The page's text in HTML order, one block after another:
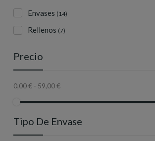
Envases (14)
Rellenos (7)
Precio
0,00 € - 59,00 €
Tipo De Envase